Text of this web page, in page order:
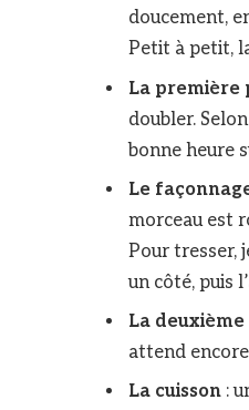
doucement,
Petit à petit,
La première
doubler.
bonne heure
Le
morceau est
Pour tresser,
un côté, puis
La deuxième
attend
La cuisson :